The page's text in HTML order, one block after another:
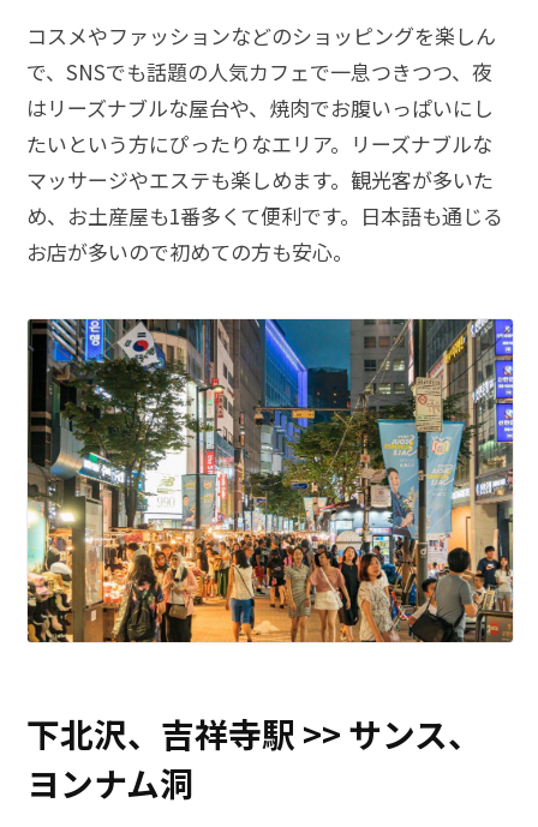
コスメやファッションなどのショッピングを楽しん
で、SNSでも話題の人気カフェで一息つきつつ、夜
はリーズナブルな屋台や、焼肉でお腹いっぱいにし
たいという方にぴったりなエリア。リーズナブルな
マッサージやエステも楽しめます。観光客が多いた
め、お土産屋も1番多くて便利です。日本語も通じる
お店が多いので初めての方も安心。
下北沢、吉祥寺駅 >> サンス、
ヨンナム洞